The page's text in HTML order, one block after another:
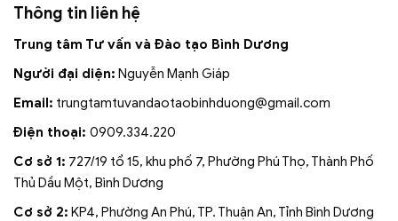
Thông tin liên hệ
Trung tâm Tư vấn và Đào tạo Bình Dương
Người đại diện: Nguyễn Mạnh Giáp
Email: trungtamtuvandaotaobinhduong@gmail.com
Điện thoại: 0909.334.220
Cơ sở 1: 727/19 tổ 15, khu phố 7, Phường Phú Thọ, Thành Phố
Thủ Dầu Một, Bình Dương
Cơ sở 2: KP4, Phường An Phú, TP. Thuận An, Tỉnh Bình Dương